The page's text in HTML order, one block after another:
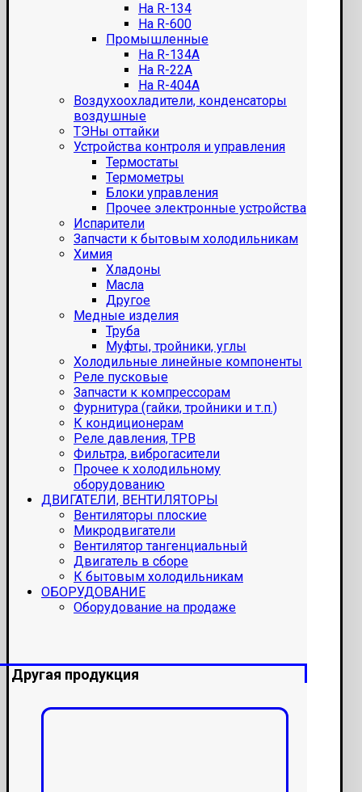
На R-134
На R-600
Промышленные
На R-134A
На R-22A
На R-404A
Воздухоохладители, конденсаторы
воздушные
ТЭНы оттайки
Устройства контроля и управления
Термостаты
Термометры
Блоки управления
Прочее электронные устройства
Испарители
Запчасти к бытовым холодильникам
Химия
Хладоны
Масла
Другое
Медные изделия
Труба
Муфты, тройники, углы
Холодильные линейные компоненты
Реле пусковые
Запчасти к компрессорам
Фурнитура (гайки, тройники и т.п.)
К кондиционерам
Реле давления, ТРВ
Фильтра, виброгасители
Прочее к холодильному
оборудованию
ДВИГАТЕЛИ, ВЕНТИЛЯТОРЫ
Вентиляторы плоские
Микродвигатели
Вентилятор тангенциальный
Двигатель в сборе
К бытовым холодильникам
ОБОРУДОВАНИЕ
Оборудование на продаже
Другая продукция